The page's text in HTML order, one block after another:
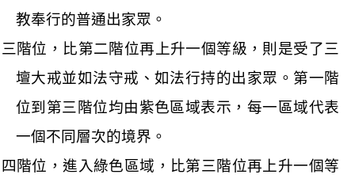
教奉行的普通出家眾。
階位，比第二階位再上升一個等級，則是受了三
壇大戒並如法守戒、如法行持的出家眾。第一階
位到第三階位均由紫色區域表示，每一區域代表
一個不同層次的境界。
階位，進入綠色區域，比第三階位再上升一個等